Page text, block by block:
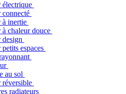
électrique
connecté
à inertie
à chaleur douce
design
espaces
au sol
réversible
radiateurs